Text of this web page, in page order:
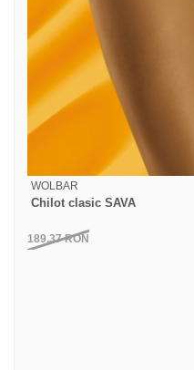
WOLBAR
Chilot clasic SAVA
189,37RON